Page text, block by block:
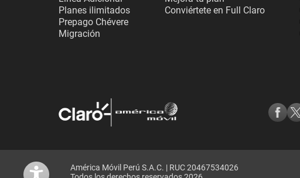
Planes ilimitados
Prepago Chévere
Migración
Conviértete en Full Claro
América Móvil Perú S.A.C. | RUC 20467534026